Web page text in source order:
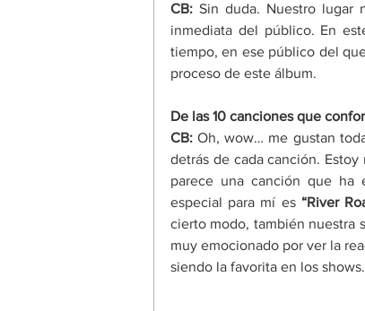
CB: Sin duda. Nuestro lugar
inmediata del público. En
tiempo, en ese público del
proceso de este álbum.
De las 10 canciones que
CB: Oh, wow… me gustan
detrás de cada canción.
parece una canción que ha
especial para mí es “River
cierto modo, también nuestra
muy emocionado por ver la
siendo la favorita en los